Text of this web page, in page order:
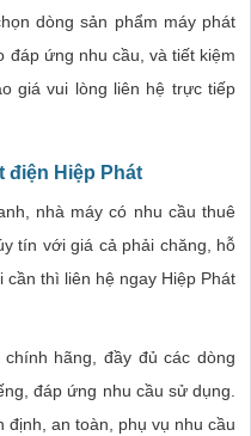
dòng sản phẩm máy phát
đáp ứng nhu cầu, và tiết kiệm
giá vui lòng liên hệ trực tiếp
điện Hiệp Phát
nhà máy có nhu cầu thuê
tín với giá cả phải chăng, hỗ
thì liên hệ ngay Hiệp Phát
hãng, đầy đủ các dòng
đáp ứng nhu cầu sử dụng.
định, an toàn, phụ vụ nhu cầu